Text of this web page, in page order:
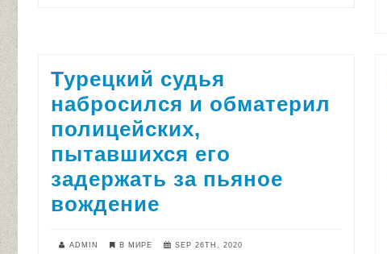
Турецкий судья
набросился и обматерил
полицейских,
пытавшихся его
задержать за пьяное
вождение
ADMIN В МИРЕ SEP 26TH, 2020